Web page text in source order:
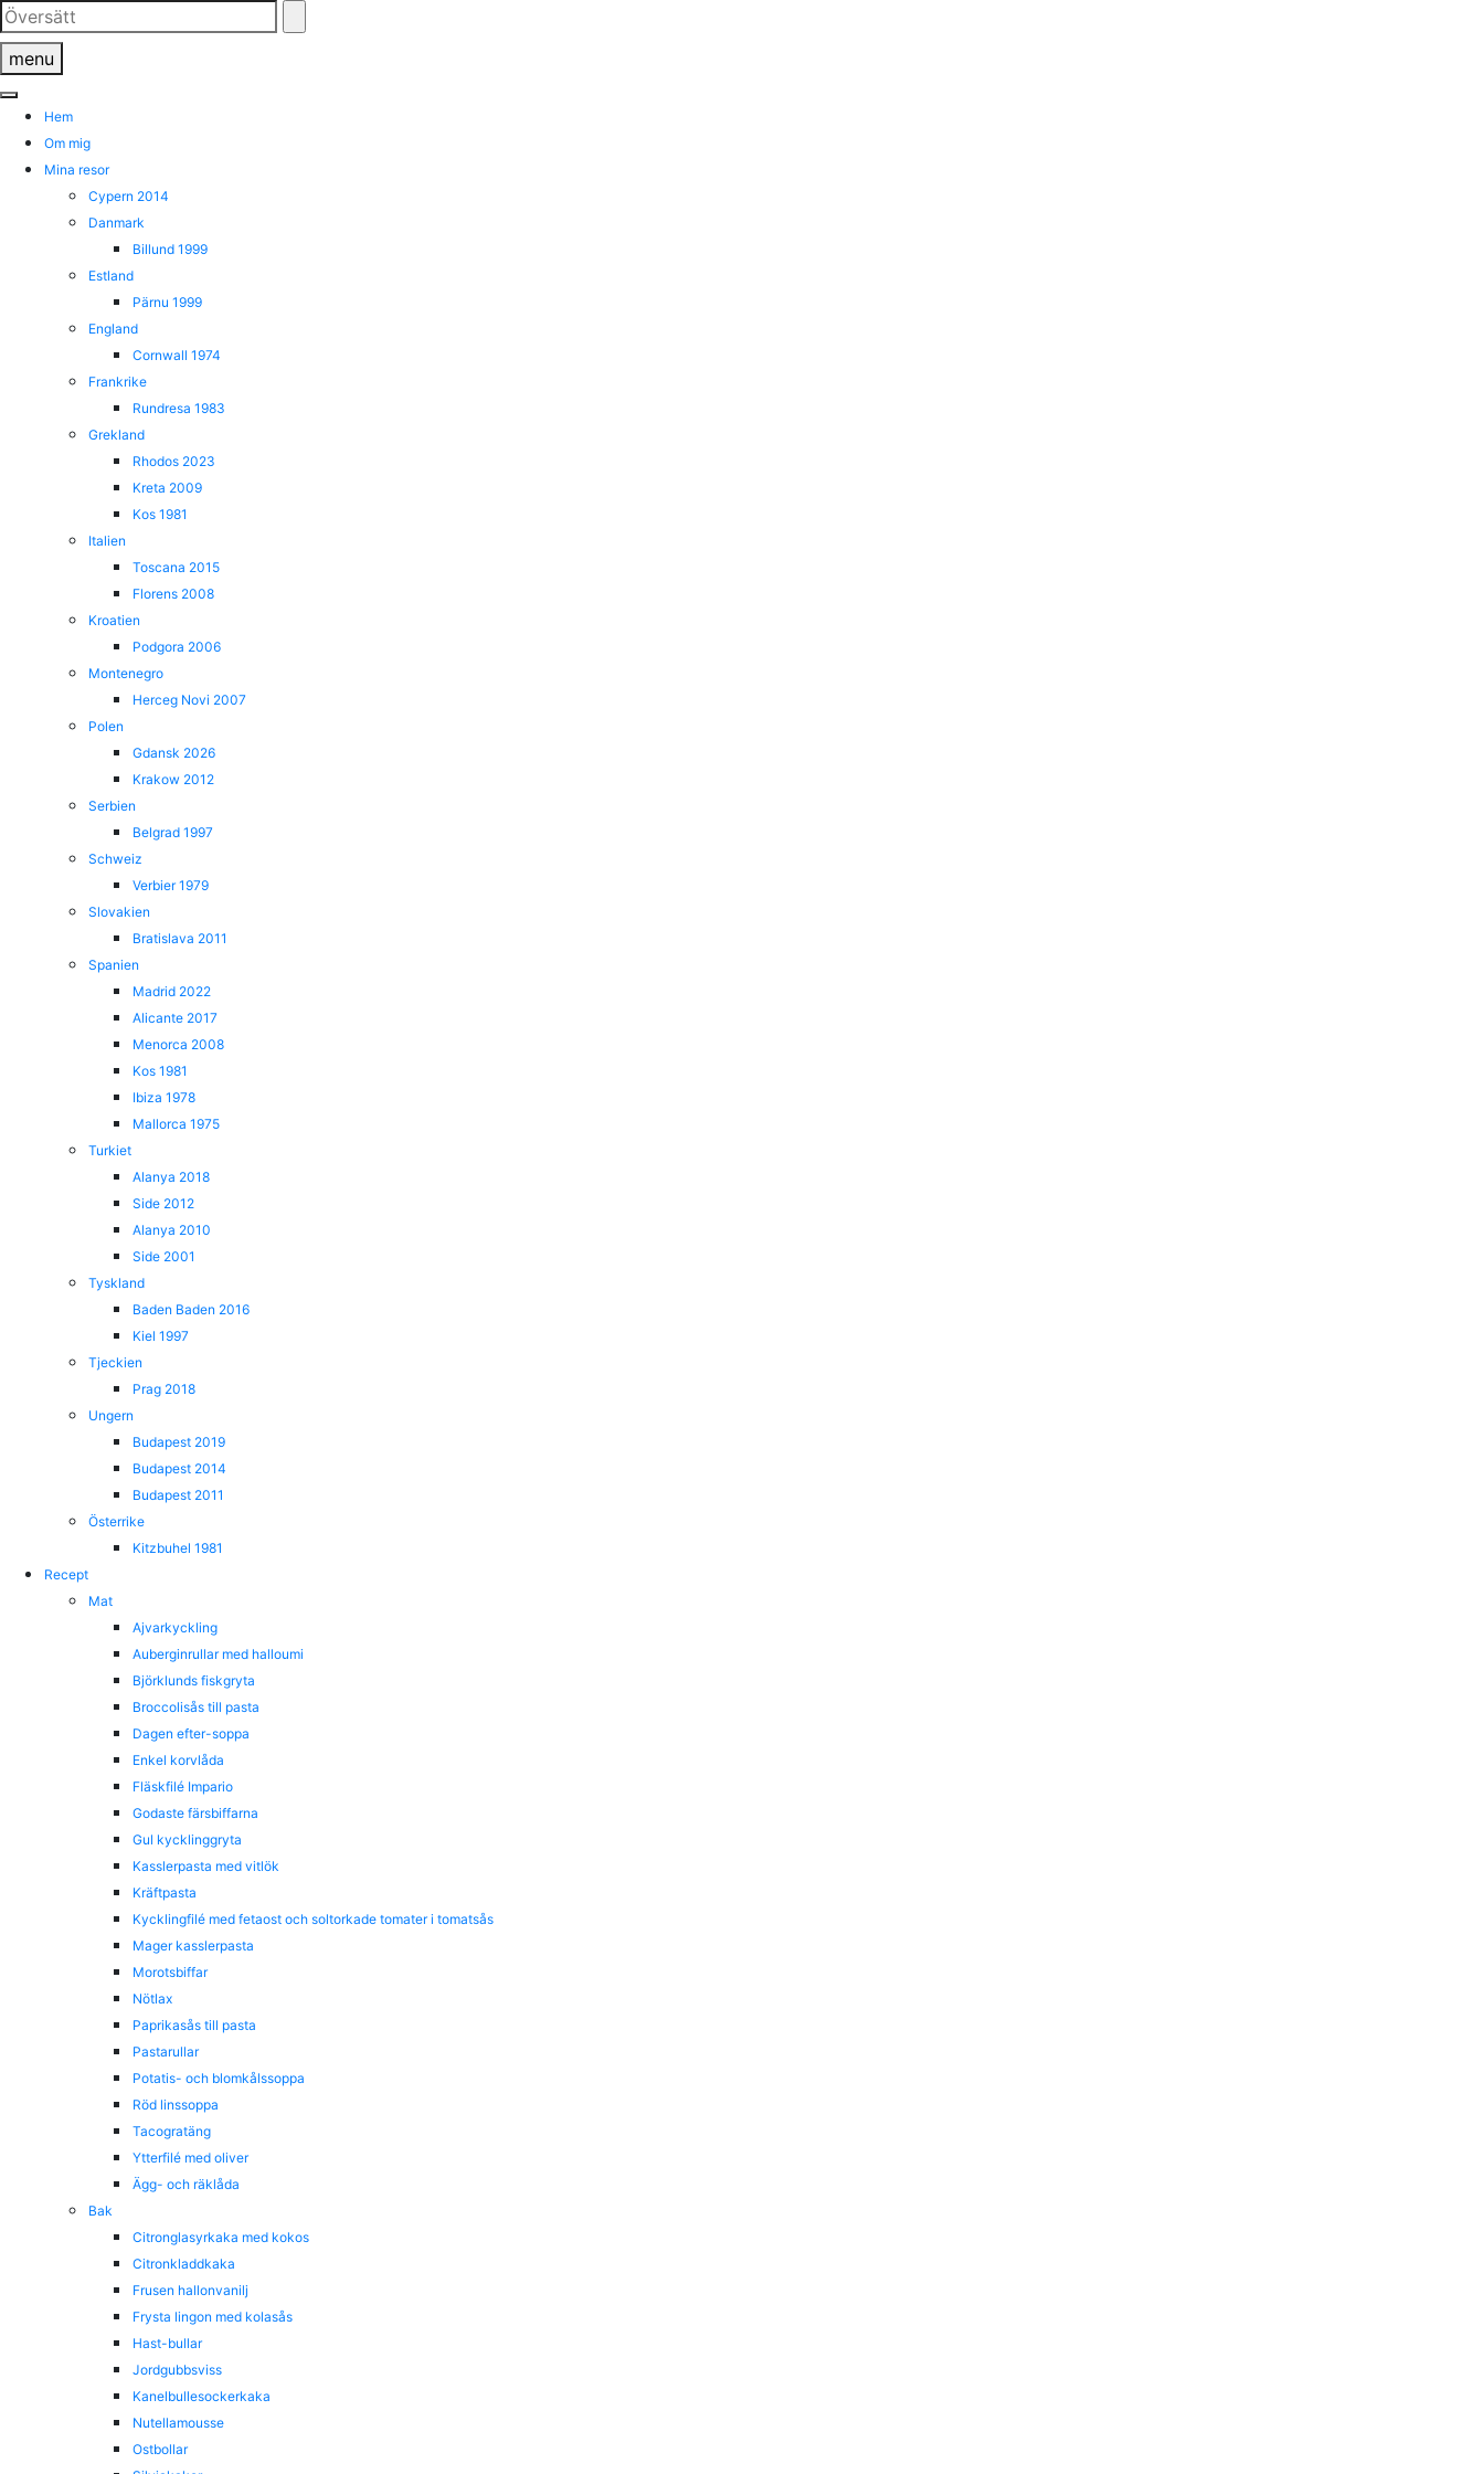
Skip
to
content
menu
Hem
Om mig
Mina resor
Cypern 2014
Danmark
Billund 1999
Estland
Pärnu 1999
England
Cornwall 1974
Frankrike
Rundresa 1983
Grekland
Rhodos 2023
Kreta 2009
Kos 1981
Italien
Toscana 2015
Florens 2008
Kroatien
Podgora 2006
Montenegro
Herceg Novi 2007
Polen
Gdansk 2026
Krakow 2012
Serbien
Belgrad 1997
Schweiz
Verbier 1979
Slovakien
Bratislava 2011
Spanien
Madrid 2022
Alicante 2017
Menorca 2008
Kos 1981
Ibiza 1978
Mallorca 1975
Turkiet
Alanya 2018
Side 2012
Alanya 2010
Side 2001
Tyskland
Baden Baden 2016
Kiel 1997
Tjeckien
Prag 2018
Ungern
Budapest 2019
Budapest 2014
Budapest 2011
Österrike
Kitzbuhel 1981
Recept
Mat
Ajvarkyckling
Auberginrullar med halloumi
Björklunds fiskgryta
Broccolisås till pasta
Dagen efter-soppa
Enkel korvlåda
Fläskfilé Impario
Godaste färsbiffarna
Gul kycklinggryta
Kasslerpasta med vitlök
Kräftpasta
Kycklingfilé med fetaost och soltorkade tomater i tomatsås
Mager kasslerpasta
Morotsbiffar
Nötlax
Paprikasås till pasta
Pastarullar
Potatis- och blomkålssoppa
Röd linssoppa
Tacogratäng
Ytterfilé med oliver
Ägg- och räklåda
Bak
Citronglasyrkaka med kokos
Citronkladdkaka
Frusen hallonvanilj
Frysta lingon med kolasås
Hast-bullar
Jordgubbsviss
Kanelbullesockerkaka
Nutellamousse
Ostbollar